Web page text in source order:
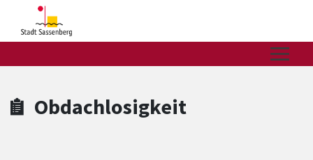
Zum Header
Zum Hauptinhalt
Zum Footer
Zum Hauptinhalt springen
Obdachlosigkeit